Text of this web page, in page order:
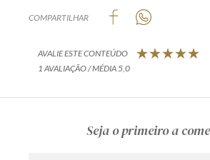
COMPARTILHAR
AVALIE ESTE CONTEÚDO
1 AVALIAÇÃO / MÉDIA 5,0
Seja o primeiro a